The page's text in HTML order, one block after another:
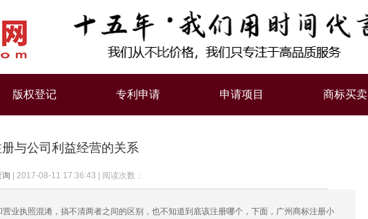
版权登记 专利申请 申请项目 商标买卖
与公司利益经营的关系
询 2017-08-11 17:36:43 阅读次数：
业执照混淆，搞不清两者之间的区别，也不知道到底该注册哪个，下面，广州商标注册小